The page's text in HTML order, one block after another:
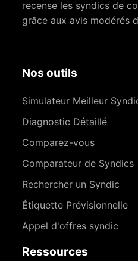
recense les syndics de
grâce aux avis modérés
Nos outils
Simulateur Meilleur
Diagnostic Détaillé
Comparez-vous
Comparateur de Syndics
Rechercher un Syndic
Étiquette Prévisionnelle
Appel d'offres syndic
Ressources